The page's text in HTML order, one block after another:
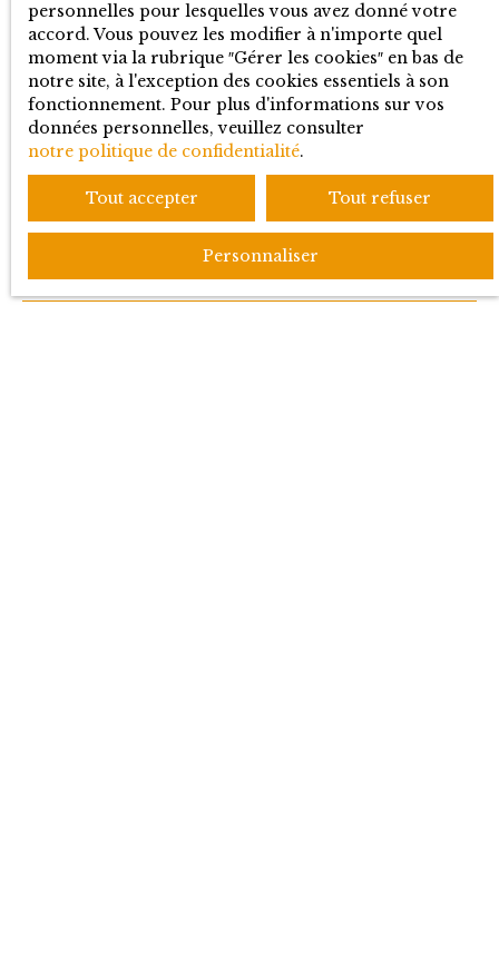
Location appartement Ferney-Voltaire (01210)
Vente appartement Prévessin-Moëns (01280)
Vente appartement Ferney-Voltaire (01210)
Vente maison Gex (01170)
Vente maison Grilly (01220)
JE SUIS PROPRIÉTAIRE
personnelles pour lesquelles vous avez donné votre
accord. Vous pouvez les modifier à n'importe quel
moment via la rubrique ″Gérer les cookies″ en bas de
notre site, à l'exception des cookies essentiels à son
fonctionnement. Pour plus d'informations sur vos
données personnelles, veuillez consulter
notre politique de confidentialité.
Tout accepter Tout refuser
Personnaliser